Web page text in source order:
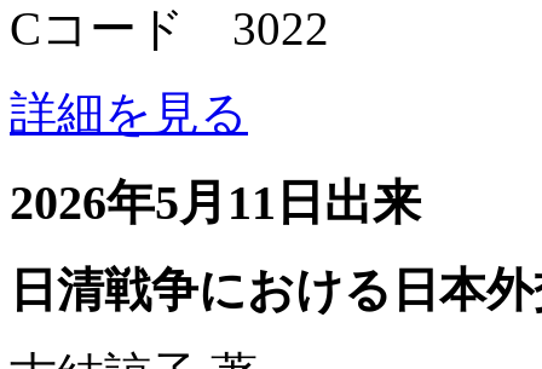
Cコード 3022
詳細を見る
2026年5月11日出来
日清戦争における日本